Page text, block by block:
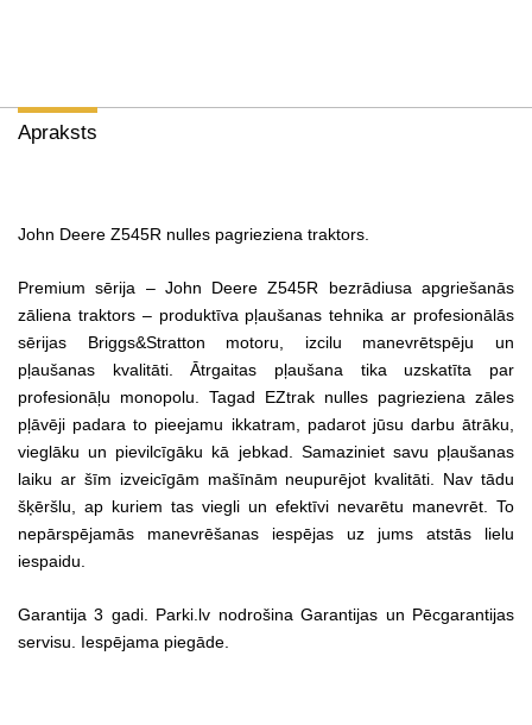
Apraksts
John Deere Z545R nulles pagrieziena traktors.
Premium sērija – John Deere Z545R bezrādiusa apgriešanās
zāliena traktors – produktīva pļaušanas tehnika ar profesionālās
sērijas Briggs&Stratton motoru, izcilu manevrētspēju un
pļaušanas kvalitāti. Ātrgaitas pļaušana tika uzskatīta par
profesionāļu monopolu. Tagad EZtrak nulles pagrieziena zāles
pļāvēji padara to pieejamu ikkatram, padarot jūsu darbu ātrāku,
vieglāku un pievilcīgāku kā jebkad. Samaziniet savu pļaušanas
laiku ar šīm izveicīgām mašīnām neupurējot kvalitāti. Nav tādu
šķēršlu, ap kuriem tas viegli un efektīvi nevarētu manevrēt. To
nepārspējamās manevrēšanas iespējas uz jums atstās lielu
iespaidu.
Garantija 3 gadi. Parki.lv nodrošina Garantijas un Pēcgarantijas
servisu. Iespējama piegāde.